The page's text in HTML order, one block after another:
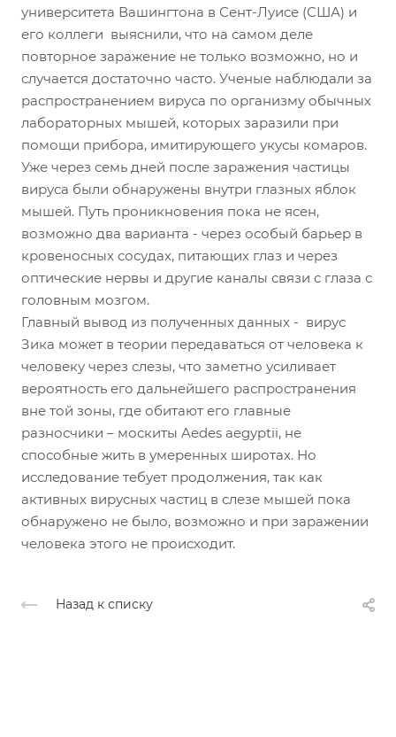
университета Вашингтона в Сент-Луисе (США) и
его коллеги выяснили, что на самом деле
повторное заражение не только возможно, но и
случается достаточно часто. Ученые наблюдали за
распространением вируса по организму обычных
лабораторных мышей, которых заразили при
помощи прибора, имитирующего укусы комаров.
Уже через семь дней после заражения частицы
вируса были обнаружены внутри глазных яблок
мышей. Путь проникновения пока не ясен,
возможно два варианта - через особый барьер в
кровеносных сосудах, питающих глаз и через
оптические нервы и другие каналы связи с глаза с
головным мозгом.
Главный вывод из полученных данных - вирус
Зика может в теории передаваться от человека к
человеку через слезы, что заметно усиливает
вероятность его дальнейшего распространения
вне той зоны, где обитают его главные
разносчики – москиты Aedes aegyptii, не
способные жить в умеренных широтах. Но
исследование тебует продолжения, так как
активных вирусных частиц в слезе мышей пока
обнаружено не было, возможно и при заражении
человека этого не происходит.
Назад к списку